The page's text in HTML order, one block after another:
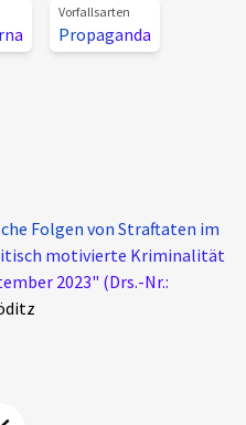
Vorfallsarten
Propaganda
Folgen von Straftaten im
motivierte Kriminalität
2023" (Drs.-Nr.: